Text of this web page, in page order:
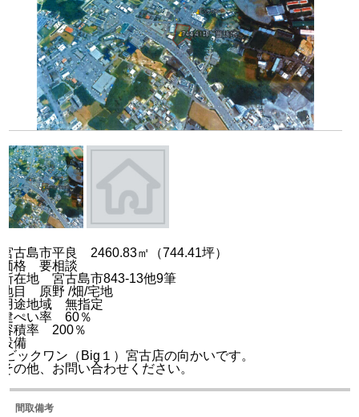
宮古島市平良 2460.83㎡（744.41坪）
価格 要相談
所在地 宮古島市843-13他9筆
地目 原野 /畑/宅地
用途地域 無指定
建ぺい率 60％
容積率 200％
設備
ビックワン（Big１）宮古店の向かいです。
その他、お問い合わせください。
間取備考